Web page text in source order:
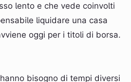
lento e che vede coinvolti
liquidare una casa
oggi per i titoli di borsa.
bisogno di tempi diversi